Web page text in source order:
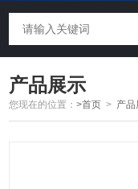
产品展示
您现在的位置：>首页 > 产品